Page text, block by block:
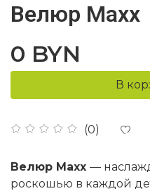
Велюр Maxx
(0)
0 BYN
В
Велюр Maxx —
роскошью в каждой